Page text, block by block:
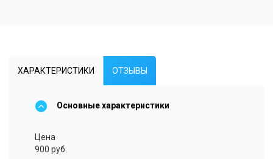
ХАРАКТЕРИСТИКИ ОТЗЫВЫ
Основные характеристики
Цена
900 руб.